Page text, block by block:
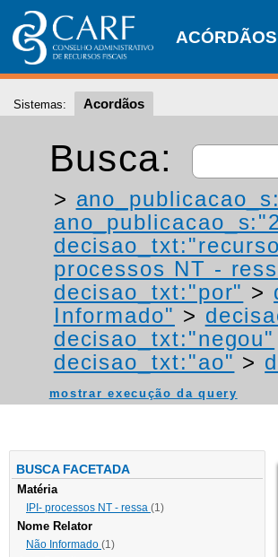
ACÓRDÃOS
Sistemas: Acordãos
Busca:
>
processos NT -
decisao_txt:"por" >
Informado" >
decisao_txt:"negou"
decisao_txt:"ao" >
mostrar execução da query
BUSCA FACETADA
Matéria
IPI- processos NT - ressa (1)
Nome Relator
Não Informado (1)